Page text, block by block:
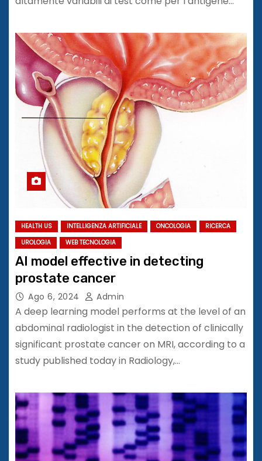
HEALTH US INTELLIGENZA ARTIFICIALE ONCOLOGIA
RICERCA
UROLOGIA
WEB TECNOLOGIA
AI model effective in detecting
prostate cancer
Ago 6, 2024 Admin
A deep learning model performs at the level of an
abdominal radiologist in the detection of clinically
significant prostate cancer on MRI, according to a
study published today in Radiology,…